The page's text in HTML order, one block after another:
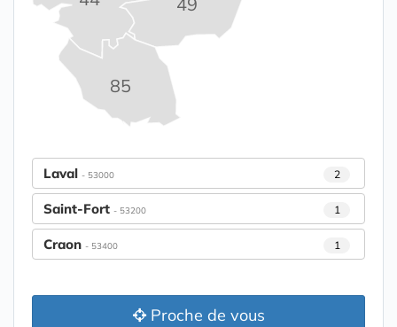
85
Laval - 53000 2
Saint-Fort - 53200 1
Craon - 53400 1
Proche de vous